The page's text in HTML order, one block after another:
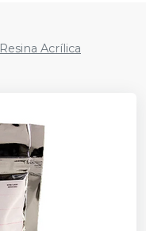
Resina Acrílica